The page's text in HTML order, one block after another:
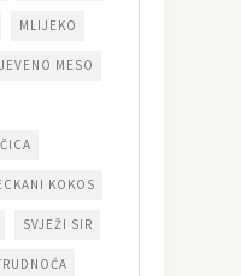
MLIJEKO
MESO
KOKOS
SVJEŽI SIR